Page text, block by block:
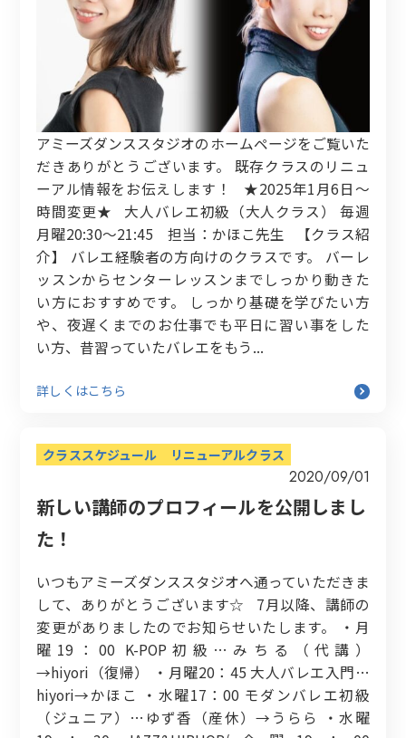
アミーズダンススタジオのホームページをご覧いた
だきありがとうございます。 既存クラスのリニュ
ーアル情報をお伝えします！ ★2025年1月6日～
時間変更★ 大人バレエ初級（大人クラス） 毎週
月曜20:30～21:45 担当：かほこ先生 【クラス紹
介】 バレエ経験者の方向けのクラスです。 バーレ
ッスンからセンターレッスンまでしっかり動きた
い方におすすめです。 しっかり基礎を学びたい方
や、夜遅くまでのお仕事でも平日に習い事をした
い方、昔習っていたバレエをもう...
詳しくはこちら
クラススケジュール リニューアルクラス
2020/09/01
新しい講師のプロフィールを公開しまし
た！
いつもアミーズダンススタジオへ通っていただきま
して、ありがとうございます☆ 7月以降、講師の
変更がありましたのでお知らせいたします。 ・月
曜19：00 K-POP初級…みちる（代講）
→hiyori（復帰） ・月曜20：45 大人バレエ入門…
hiyori→かほこ ・水曜17：00 モダンバレエ初級
（ジュニア）…ゆず香（産休）→うらら ・水曜